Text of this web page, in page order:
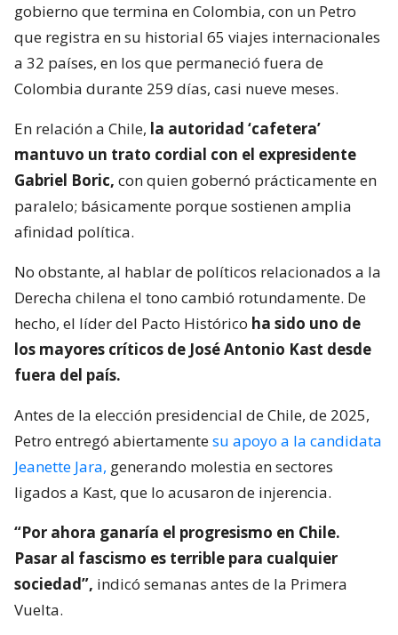
gobierno que termina en Colombia, con un Petro
que registra en su historial 65 viajes internacionales
a 32 países, en los que permaneció fuera de
Colombia durante 259 días, casi nueve meses.
En relación a Chile, la autoridad ‘cafetera’
mantuvo un trato cordial con el expresidente
Gabriel Boric, con quien gobernó prácticamente en
paralelo; básicamente porque sostienen amplia
afinidad política.
No obstante, al hablar de políticos relacionados a la
Derecha chilena el tono cambió rotundamente. De
hecho, el líder del Pacto Histórico ha sido uno de
los mayores críticos de José Antonio Kast desde
fuera del país.
Antes de la elección presidencial de Chile, de 2025,
Petro entregó abiertamentesu apoyo a la candidata
Jeanette Jara, generando molestia en sectores
ligados a Kast, que lo acusaron de injerencia.
“Por ahora ganaría el progresismo en Chile.
Pasar al fascismo es terrible para cualquier
sociedad”, indicó semanas antes de la Primera
Vuelta.